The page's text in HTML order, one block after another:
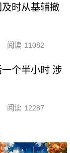
时从基辅撤
阅读 11082
个半小时 涉
阅读 12287